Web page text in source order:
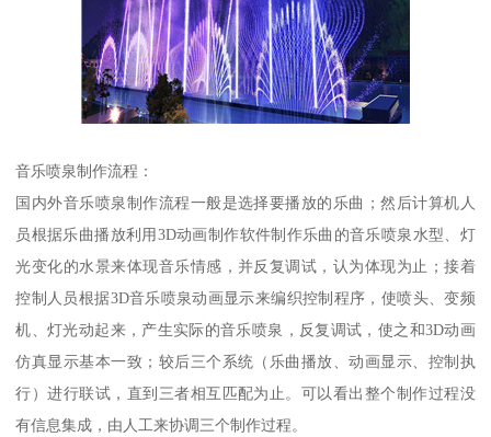
音乐喷泉制作流程：
国内外音乐喷泉制作流程一般是选择要播放的乐曲；然后计算机人
员根据乐曲播放利用3D动画制作软件制作乐曲的音乐喷泉水型、灯
光变化的水景来体现音乐情感，并反复调试，认为体现为止；接着
控制人员根据3D音乐喷泉动画显示来编织控制程序，使喷头、变频
机、灯光动起来，产生实际的音乐喷泉，反复调试，使之和3D动画
仿真显示基本一致；较后三个系统（乐曲播放、动画显示、控制执
行）进行联试，直到三者相互匹配为止。可以看出整个制作过程没
有信息集成，由人工来协调三个制作过程。